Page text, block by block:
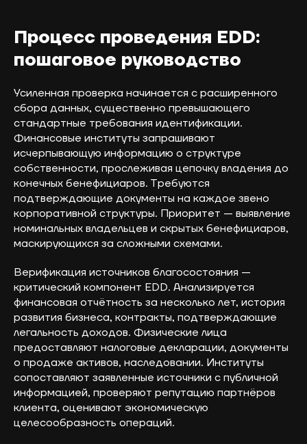
Процесс проведения EDD:
пошаговое руководство
Усиленная проверка начинается с расширенного
сбора данных, существенно превышающего
стандартные требования идентификации.
Финансовые институты запрашивают
исчерпывающую информацию о структуре
собственности, прослеживая цепочку владения до
конечных бенефициаров. Требуются
подтверждающие документы на каждое звено
корпоративной структуры. Приоритет — выявление
номинальных владельцев и скрытых бенефициаров,
маскирующихся за сложными схемами.
Верификация источников благосостояния —
критический компонент EDD. Анализируется
финансовая отчётность за несколько лет, история
развития бизнеса, контракты, подтверждающие
легальность доходов. Физические лица
предоставляют налоговые декларации, документы
о продаже активов, наследовании. Институты
сопоставляют заявленные источники с публичной
информацией, проверяют репутацию партнёров
клиента, оценивают экономическую
целесообразность операций.